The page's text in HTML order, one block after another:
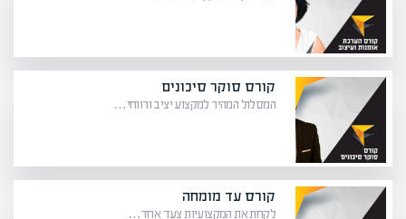
קורס סוקר סיכונים
המסלול המהיר למקצוע יציב ורווחי…
קורס עד מומחה
לקחת את המקצועיות צעד אחד…